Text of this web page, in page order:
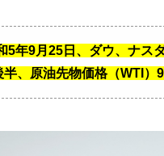
5年9月25日、ダウ、ナス
、原油先物価格（WTI）